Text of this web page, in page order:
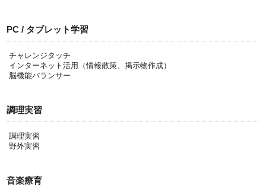
PC / タブレット学習
チャレンジタッチ
インターネット活用（情報散策、掲示物作成）
脳機能バランサー
調理実習
調理実習
野外実習
音楽療育